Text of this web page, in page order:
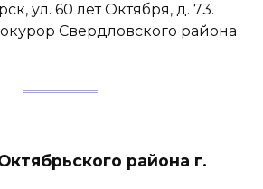
ул. 60 лет Октября, д. 73.
Свердловского района
района г.